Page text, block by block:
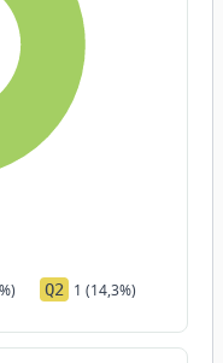
Q2 1 (14,3%)